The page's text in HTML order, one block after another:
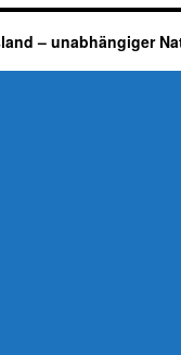
– unabhängiger